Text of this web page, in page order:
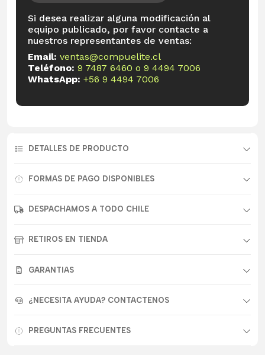
Si desea realizar alguna modificación al
equipo publicado, por favor contacte a
nuestros representantes de ventas:
Email: ventas@compuelite.cl
Teléfono: 9 7487 6460 o 9 4494 7006
WhatsApp: +56 9 4494 7006
DETALLES DE PRODUCTO
FORMAS DE PAGO DISPONIBLES
DESPACHAMOS A TODO CHILE
RETIROS EN TIENDA
GARANTIAS
¿NECESITA AYUDA? CONTACTENOS
PREGUNTAS FRECUENTES